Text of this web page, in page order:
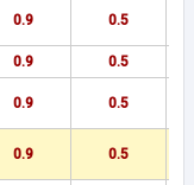
0.9 0.5
0.9
0.5
0.9 0.5
0.9 0.5